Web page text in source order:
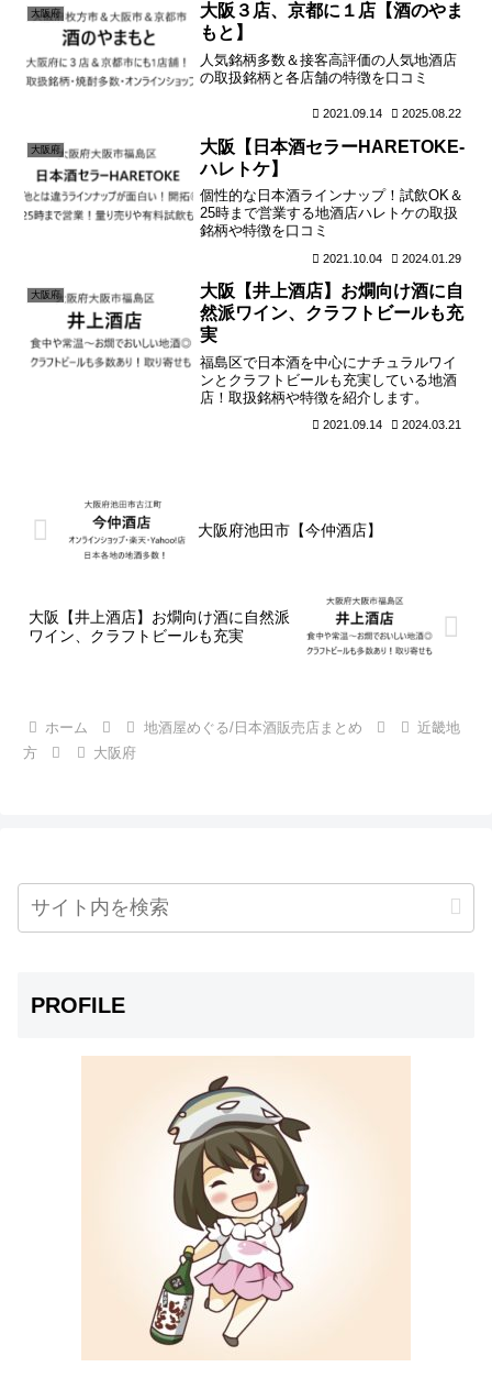
大阪府
大阪３店、京都に１店【酒のやま
もと】
人気銘柄多数＆接客高評価の人気地酒店
の取扱銘柄と各店舗の特徴を口コミ
2021.09.14 2025.08.22
大阪府
大阪【日本酒セラーHARETOKE-
ハレトケ】
個性的な日本酒ラインナップ！試飲OK＆
25時まで営業する地酒店ハレトケの取扱
銘柄や特徴を口コミ
2021.10.04 2024.01.29
大阪府
大阪【井上酒店】お燗向け酒に自
然派ワイン、クラフトビールも充
実
福島区で日本酒を中心にナチュラルワイ
ンとクラフトビールも充実している地酒
店！取扱銘柄や特徴を紹介します。
2021.09.14 2024.03.21
大阪府池田市【今仲酒店】
大阪【井上酒店】お燗向け酒に自然派
ワイン、クラフトビールも充実
ホーム 地酒屋めぐる/日本酒販売店まとめ
近畿地
方
大阪府
PROFILE